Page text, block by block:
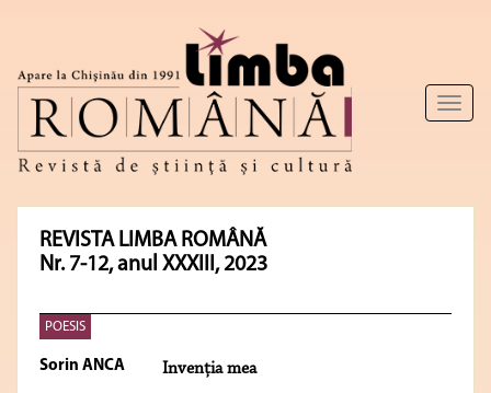
Toggle
REVISTA LIMBA ROMÂNĂ
Nr. 7-12, anul XXXIII, 2023
POESIS
Sorin ANCA Invenţia mea